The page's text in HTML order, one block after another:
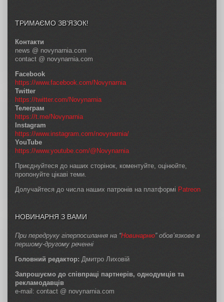
ТРИМАЄМО ЗВ’ЯЗОК!
Контакти
news @ novynarnia.com
contact @ novynarnia.com
Facebook
https://www.facebook.com/Novynarnia
Twitter
https://twitter.com/Novynarnia
Телеграм
https://t.me/Novynarnia
Instagram
https://www.instagram.com/novynarnia/
YouTube
https://www.youtube.com/@Novynarnia
Приєднуйтеся до наших сторінок, коментуйте, оцінюйте,
пропонуйте цікаві теми.
Долучайтеся до числа наших патронів на платформі Patreon
НОВИНАРНЯ З ВАМИ
При передруку гіперпосилання на “Новинарню” обов’язкове в
першому-другому реченні
Головний редактор: Дмитро Лиховій
Запрошуємо до співпраці партнерів, однодумців та
рекламодавців
e-mail: contact @ novynarnia.com